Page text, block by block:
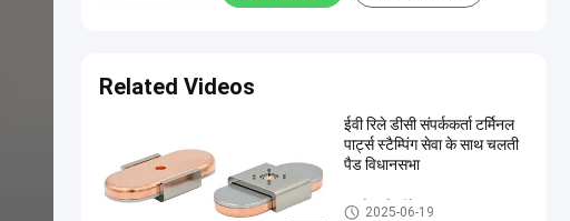
Related Videos
ईवी रिले डीसी संपर्ककर्ता टर्मिनल
पार्ट्स स्टैम्पिंग सेवा के साथ चलती
पैड विधानसभा
संपर्ककर्ता टर्मिनल
2025-06-19